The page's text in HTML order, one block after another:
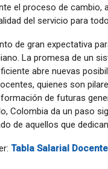
el proceso de cambio,
del servicio para
de gran expectativa
La promesa de un
abre nuevas
quienes son
de futuras
Colombia da un paso
de aquellos que
Tabla Salarial